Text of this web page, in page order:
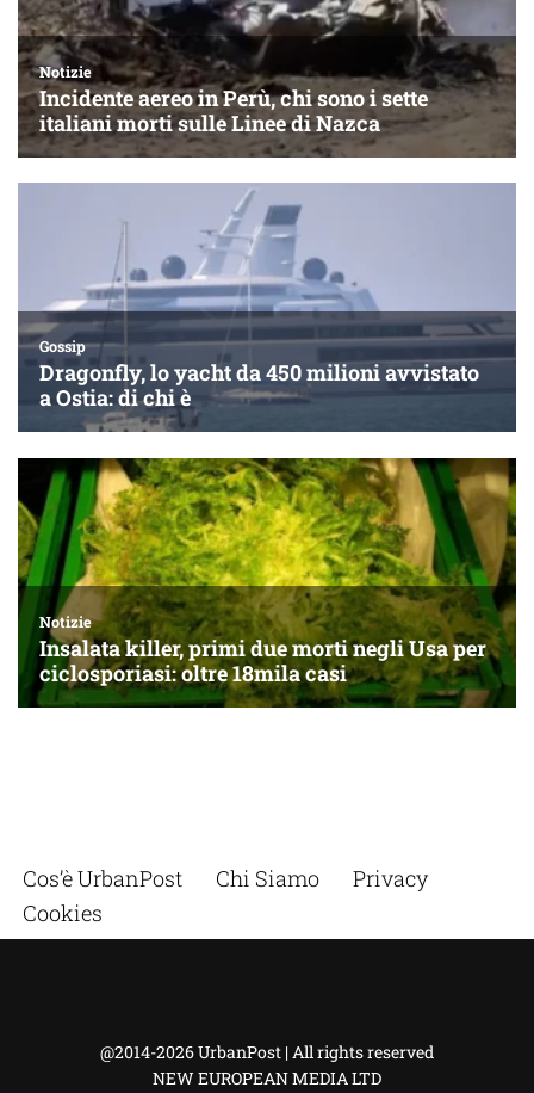
Cos’è UrbanPost Chi Siamo
Privacy
Cookies
@2014-2026 UrbanPost | All rights reserved
NEW EUROPEAN MEDIA LTD